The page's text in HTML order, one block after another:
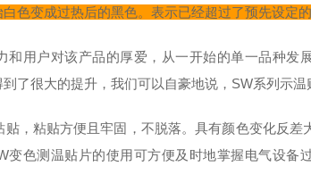
色变成过热后的黑色。表示已经超过了预先设定的
和用户对该产品的厚爱，从一开始的单一品种发
了很大的提升，我们可以自豪地说，SW系列示温
，粘贴方便且牢固，不脱落。具有颜色变化反差
变色测温贴片的使用可方便及时地掌握电气设备